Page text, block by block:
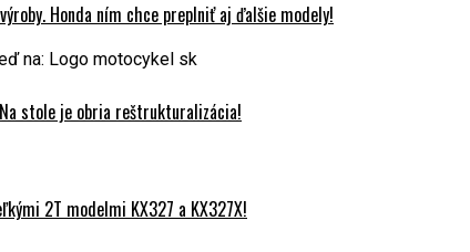
Honda ním chce preplniť aj ďalšie modely!
Na stole je obria reštrukturalizácia!
2T modelmi KX327 a KX327X!
na: Logo motocykel sk